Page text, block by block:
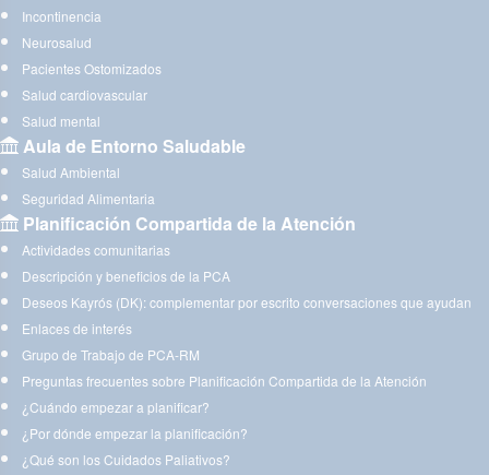
Incontinencia
Neurosalud
Pacientes Ostomizados
Salud cardiovascular
Salud mental
Aula de Entorno Saludable
Salud Ambiental
Seguridad Alimentaria
Planificación Compartida de la Atención
Actividades comunitarias
Descripción y beneficios de la PCA
Deseos Kayrós (DK): complementar por escrito conversaciones que ayudan
Enlaces de interés
Grupo de Trabajo de PCA-RM
Preguntas frecuentes sobre Planificación Compartida de la Atención
¿Cuándo empezar a planificar?
¿Por dónde empezar la planificación?
¿Qué son los Cuidados Paliativos?